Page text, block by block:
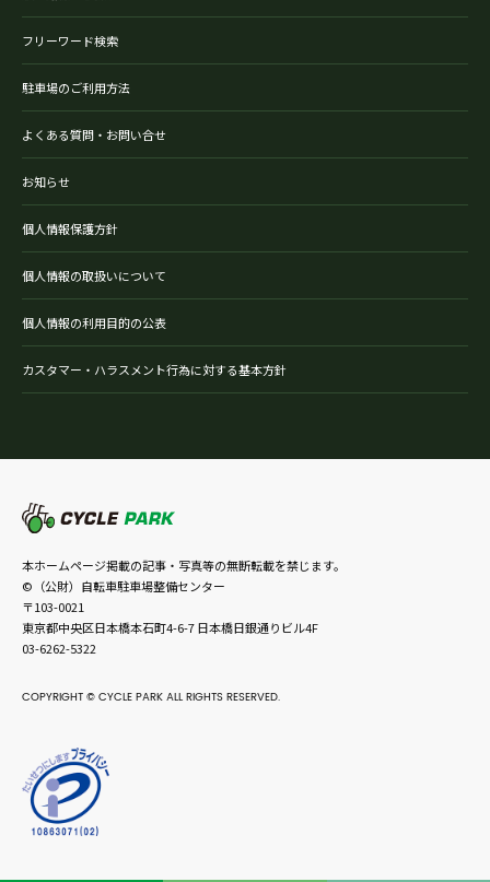
フリーワード検索
駐車場のご利用方法
よくある質問・お問い合せ
お知らせ
個人情報保護方針
個人情報の取扱いについて
個人情報の利用目的の公表
カスタマー・ハラスメント行為に対する基本方針
本ホームページ掲載の記事・写真等の無断転載を禁じます。
©（公財）自転車駐車場整備センター
〒103-0021
東京都中央区日本橋本石町4-6-7 日本橋日銀通りビル4F
03-6262-5322
COPYRIGHT © CYCLE PARK ALL RIGHTS RESERVED.